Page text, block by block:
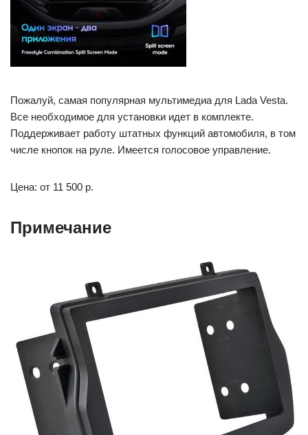
Пожалуй, самая популярная мультимедиа для Lada Vesta.
Все необходимое для установки идет в комплекте.
Поддерживает работу штатных функций автомобиля, в том
числе кнопок на руле. Имеется голосовое управление.
Цена: от 11 500 р.
Примечание